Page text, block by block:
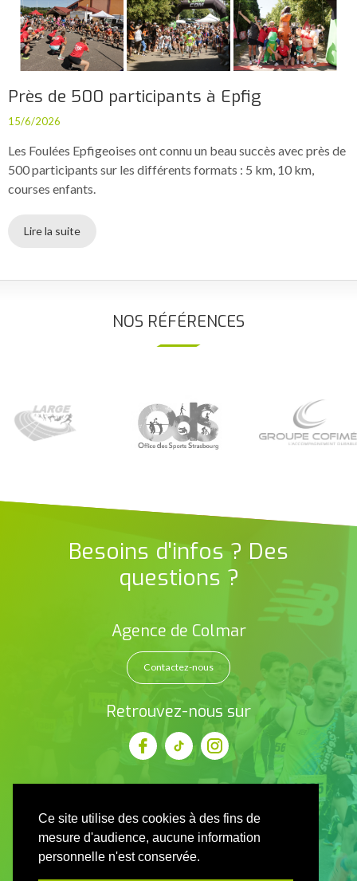
Ce site utilise des cookies à des fins de
mesure d'audience, aucune information
personnelle n'est conservée.
Près de 500 participants à Epfig
15/6/2026
Les Foulées Epfigeoises ont connu un beau succès avec près de
500 participants sur les différents formats : 5 km, 10 km,
courses enfants.
Lire la suite
NOS RÉFÉRENCES
Besoins d'infos ? Des
questions ?
Agence de Colmar
Contactez-nous
Retrouvez-nous sur